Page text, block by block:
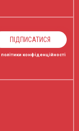
ПІДПИСАТИСЯ
політики конфіденційності